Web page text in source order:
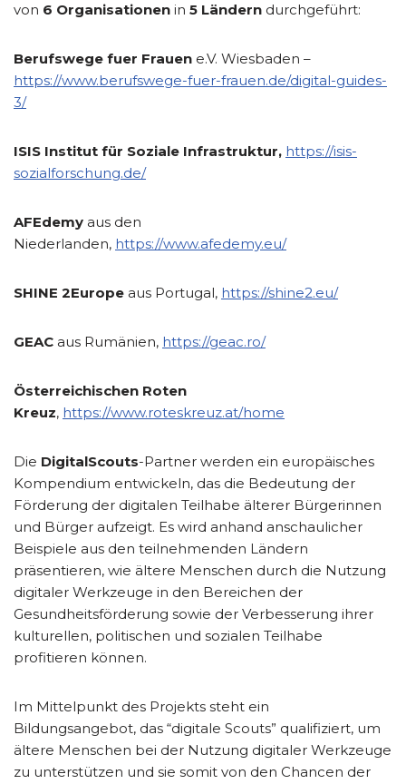
von 6 Organisationen in 5 Ländern durchgeführt:
Berufswege fuer Frauen e.V. Wiesbaden –
https://www.berufswege-fuer-frauen.de/digital-guides-
3/
ISIS Institut für Soziale Infrastruktur, https://isis-
sozialforschung.de/
AFEdemy aus den
Niederlanden, https://www.afedemy.eu/
SHINE 2Europe aus Portugal, https://shine2.eu/
GEAC aus Rumänien, https://geac.ro/
Österreichischen Roten
Kreuz, https://www.roteskreuz.at/home
Die DigitalScouts-Partner werden ein europäisches
Kompendium entwickeln, das die Bedeutung der
Förderung der digitalen Teilhabe älterer Bürgerinnen
und Bürger aufzeigt. Es wird anhand anschaulicher
Beispiele aus den teilnehmenden Ländern
präsentieren, wie ältere Menschen durch die Nutzung
digitaler Werkzeuge in den Bereichen der
Gesundheitsförderung sowie der Verbesserung ihrer
kulturellen, politischen und sozialen Teilhabe
profitieren können.
Im Mittelpunkt des Projekts steht ein
Bildungsangebot, das “digitale Scouts” qualifiziert, um
ältere Menschen bei der Nutzung digitaler Werkzeuge
zu unterstützen und sie somit von den Chancen der